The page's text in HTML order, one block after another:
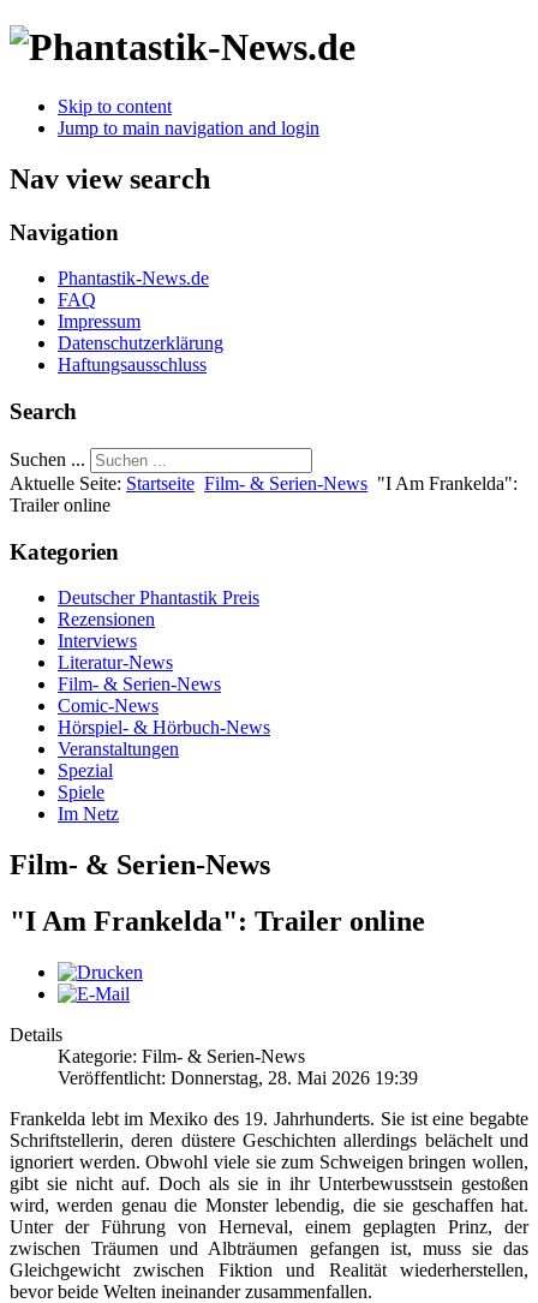
Skip to content
Jump to main navigation and login
Nav view search
Navigation
Phantastik-News.de
FAQ
Impressum
Datenschutzerklärung
Haftungsausschluss
Search
Suchen ...
Aktuelle Seite: Startseite Film- & Serien-News "I Am Frankelda":
Trailer online
Kategorien
Deutscher Phantastik Preis
Rezensionen
Interviews
Literatur-News
Film- & Serien-News
Comic-News
Hörspiel- & Hörbuch-News
Veranstaltungen
Spezial
Spiele
Im Netz
Film- & Serien-News
"I Am Frankelda": Trailer online
Details
Kategorie: Film- & Serien-News
Veröffentlicht: Donnerstag, 28. Mai 2026 19:39
Frankelda lebt im Mexiko des 19. Jahrhunderts. Sie ist eine begabte
Schriftstellerin, deren düstere Geschichten allerdings belächelt und
ignoriert werden. Obwohl viele sie zum Schweigen bringen wollen,
gibt sie nicht auf. Doch als sie in ihr Unterbewusstsein gestoßen
wird, werden genau die Monster lebendig, die sie geschaffen hat.
Unter der Führung von Herneval, einem geplagten Prinz, der
zwischen Träumen und Albträumen gefangen ist, muss sie das
Gleichgewicht zwischen Fiktion und Realität wiederherstellen,
bevor beide Welten ineinander zusammenfallen.